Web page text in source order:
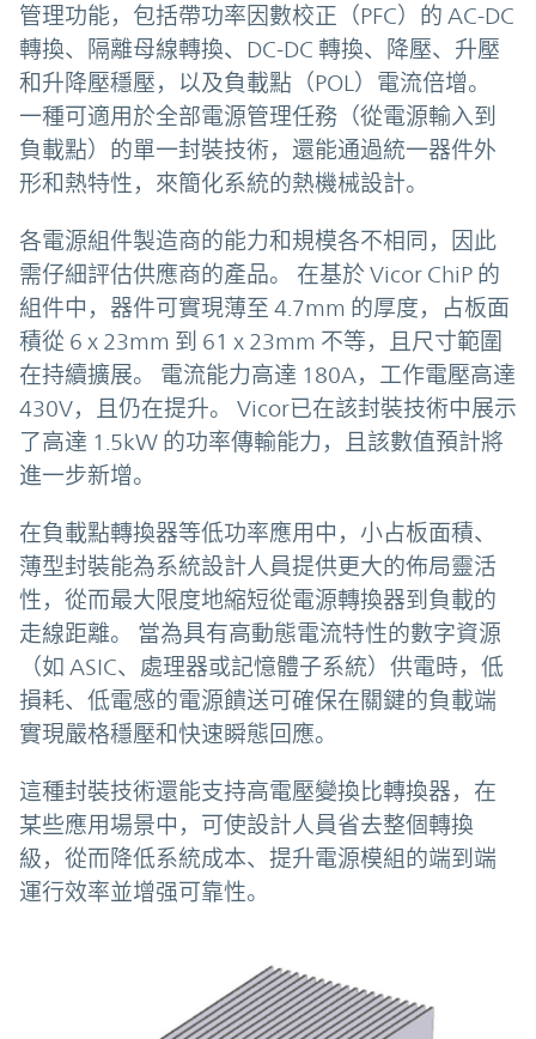
管理功能，包括帶功率因數校正（PFC）的 AC-DC
轉換、隔離母線轉換、DC-DC 轉換、降壓、升壓
和升降壓穩壓，以及負載點（POL）電流倍增。
一種可適用於全部電源管理任務（從電源輸入到
負載點）的單一封裝技術，還能通過統一器件外
形和熱特性，來簡化系統的熱機械設計。
各電源組件製造商的能力和規模各不相同，因此
需仔細評估供應商的產品。 在基於 Vicor ChiP 的
組件中，器件可實現薄至 4.7mm 的厚度，占板面
積從 6 x 23mm 到 61 x 23mm 不等，且尺寸範圍
在持續擴展。 電流能力高達 180A，工作電壓高達
430V，且仍在提升。 Vicor已在該封裝技術中展示
了高達 1.5kW 的功率傳輸能力，且該數值預計將
進一步新增。
在負載點轉換器等低功率應用中，小占板面積、
薄型封裝能為系統設計人員提供更大的佈局靈活
性，從而最大限度地縮短從電源轉換器到負載的
走線距離。 當為具有高動態電流特性的數字資源
（如 ASIC、處理器或記憶體子系統）供電時，低
損耗、低電感的電源饋送可確保在關鍵的負載端
實現嚴格穩壓和快速瞬態回應。
這種封裝技術還能支持高電壓變換比轉換器，在
某些應用場景中，可使設計人員省去整個轉換
級，從而降低系統成本、提升電源模組的端到端
運行效率並增强可靠性。